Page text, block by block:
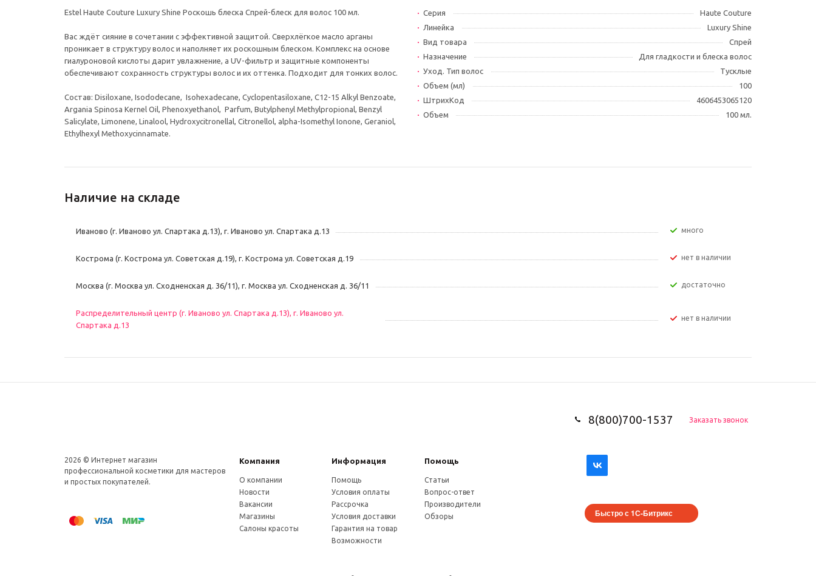
Estel Haute Couture Luxury Shine Роскошь блеска Спрей-блеск для волос 100 мл.
Вас ждёт сияние в сочетании с эффективной защитой. Сверхлёгкое масло арганы
проникает в структуру волос и наполняет их роскошным блеском. Комплекс на основе
гиалуроновой кислоты дарит увлажнение, а UV-фильтр и защитные компоненты
обеспечивают сохранность структуры волос и их оттенка. Подходит для тонких волос.
Состав: Disiloxane, Isododecane, Isohexadecane, Cyclopentasiloxane, C12-15 Alkyl Benzoate,
Argania Spinosa Kernel Oil, Phenoxyethanol, Pаrfum, Butylphenyl Methylpropional, Benzyl
Salicylate, Limonene, Linalool, Hydroxycitronellal, Citronellol, alpha-Isomethyl Ionone, Geraniol,
Ethylhexyl Methoxycinnamate.
Серия
Haute Couture
Линейка
Luxury Shine
Вид товара
Спрей
Назначение
Для гладкости и блеска волос
Уход. Тип волос
Тусклые
Объем (мл)
100
ШтрихКод
4606453065120
Объем
100 мл.
Наличие на складе
Иваново (г. Иваново ул. Спартака д.13), г. Иваново ул. Спартака д.13 Много
Кострома (г. Кострома ул. Советская д.19), г. Кострома ул. Советская д.19 Нет в наличии
Москва (г. Москва ул. Сходненская д. 36/11), г. Москва ул. Сходненская д. 36/11 Достаточно
Распределительный центр (г. Иваново ул. Спартака д.13), г. Иваново ул.
Спартака д.13
Нет в наличии
8(800)700-1537 Заказать звонок
2026 © Интернет магазин
профеcсиональной косметики для мастеров
и простых покупателей.
Компания Информация Помощь
О компании
Новости
Вакансии
Магазины
Салоны красоты
Помощь
Условия оплаты
Рассрочка
Условия доставки
Гарантия на товар
Возможности
Статьи
Вопрос-ответ
Производители
Обзоры
Быстро с 1С-Битрикс